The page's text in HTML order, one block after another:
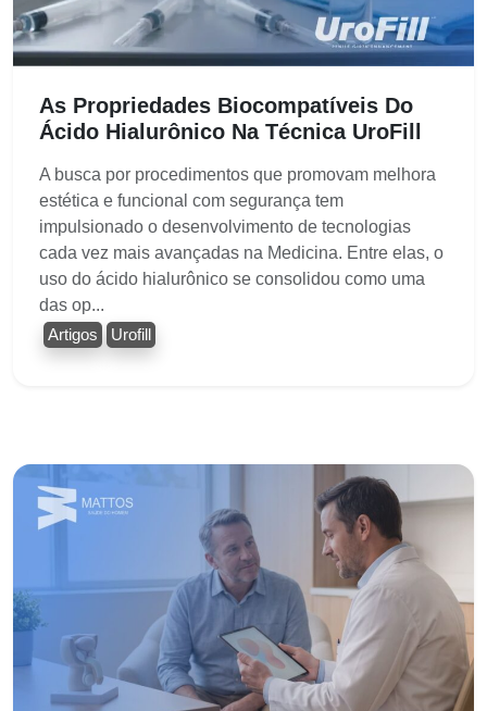
As Propriedades Biocompatíveis Do
Ácido Hialurônico Na Técnica UroFill
A busca por procedimentos que promovam melhora
estética e funcional com segurança tem
impulsionado o desenvolvimento de tecnologias
cada vez mais avançadas na Medicina. Entre elas, o
uso do ácido hialurônico se consolidou como uma
das op...
Artigos Urofill